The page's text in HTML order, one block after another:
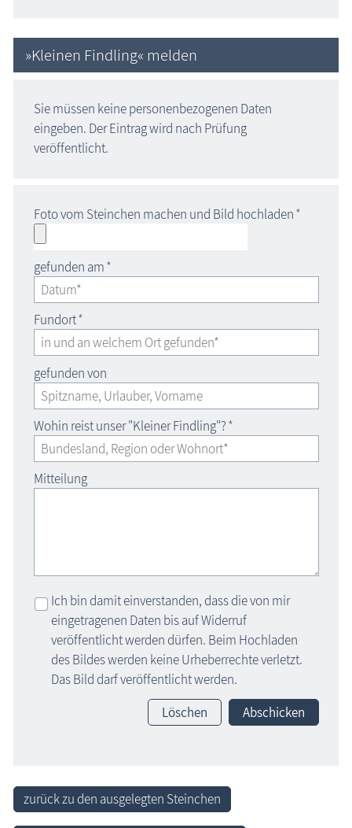
»Kleinen Findling« melden
Sie müssen keine personenbezogenen Daten
eingeben. Der Eintrag wird nach Prüfung
veröffentlicht.
Foto vom Steinchen machen und Bild hochladen*
gefunden am*
Fundort*
gefunden von
Wohin reist unser "Kleiner Findling"?*
Mitteilung
Ich bin damit einverstanden, dass die von mir
eingetragenen Daten bis auf Widerruf
veröffentlicht werden dürfen. Beim Hochladen
des Bildes werden keine Urheberrechte verletzt.
Das Bild darf veröffentlicht werden.
Löschen
Abschicken
zurück zu den ausgelegten Steinchen